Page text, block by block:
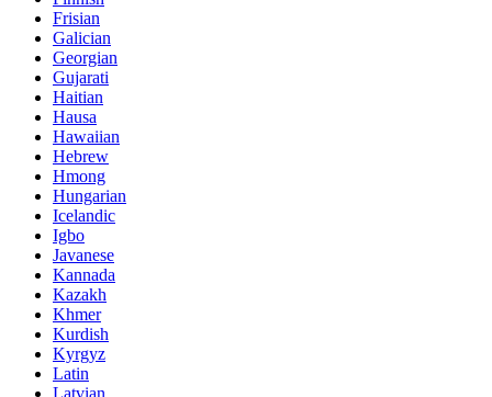
Frisian
Galician
Georgian
Gujarati
Haitian
Hausa
Hawaiian
Hebrew
Hmong
Hungarian
Icelandic
Igbo
Javanese
Kannada
Kazakh
Khmer
Kurdish
Kyrgyz
Latin